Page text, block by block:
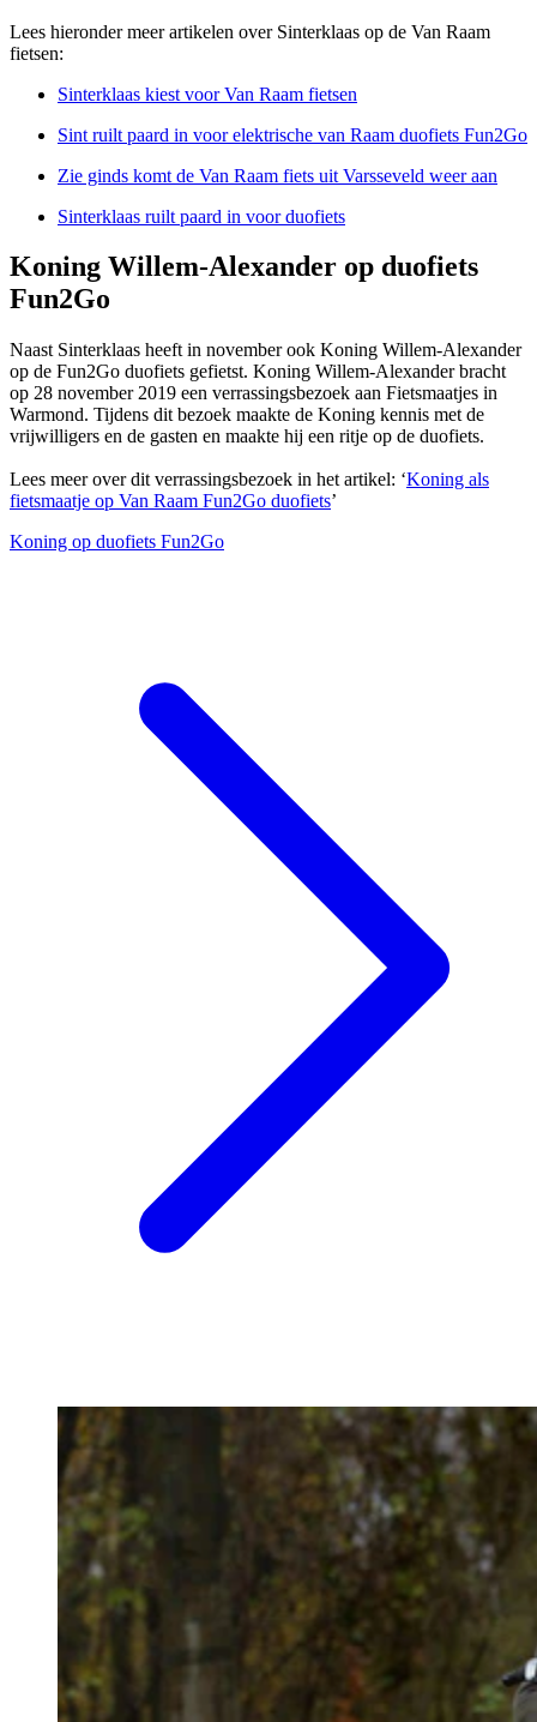
Lees hieronder meer artikelen over Sinterklaas op de Van Raam
fietsen:
Sinterklaas kiest voor Van Raam fietsen
Sint ruilt paard in voor elektrische van Raam duofiets Fun2Go
Zie ginds komt de Van Raam fiets uit Varsseveld weer aan
Sinterklaas ruilt paard in voor duofiets
Koning Willem-Alexander op duofiets
Fun2Go
Naast Sinterklaas heeft in november ook Koning Willem-Alexander
op de Fun2Go duofiets gefietst. Koning Willem-Alexander bracht
op 28 november 2019 een verrassingsbezoek aan Fietsmaatjes in
Warmond. Tijdens dit bezoek maakte de Koning kennis met de
vrijwilligers en de gasten en maakte hij een ritje op de duofiets.
Lees meer over dit verrassingsbezoek in het artikel: ‘Koning als
fietsmaatje op Van Raam Fun2Go duofiets’
Koning op duofiets Fun2Go